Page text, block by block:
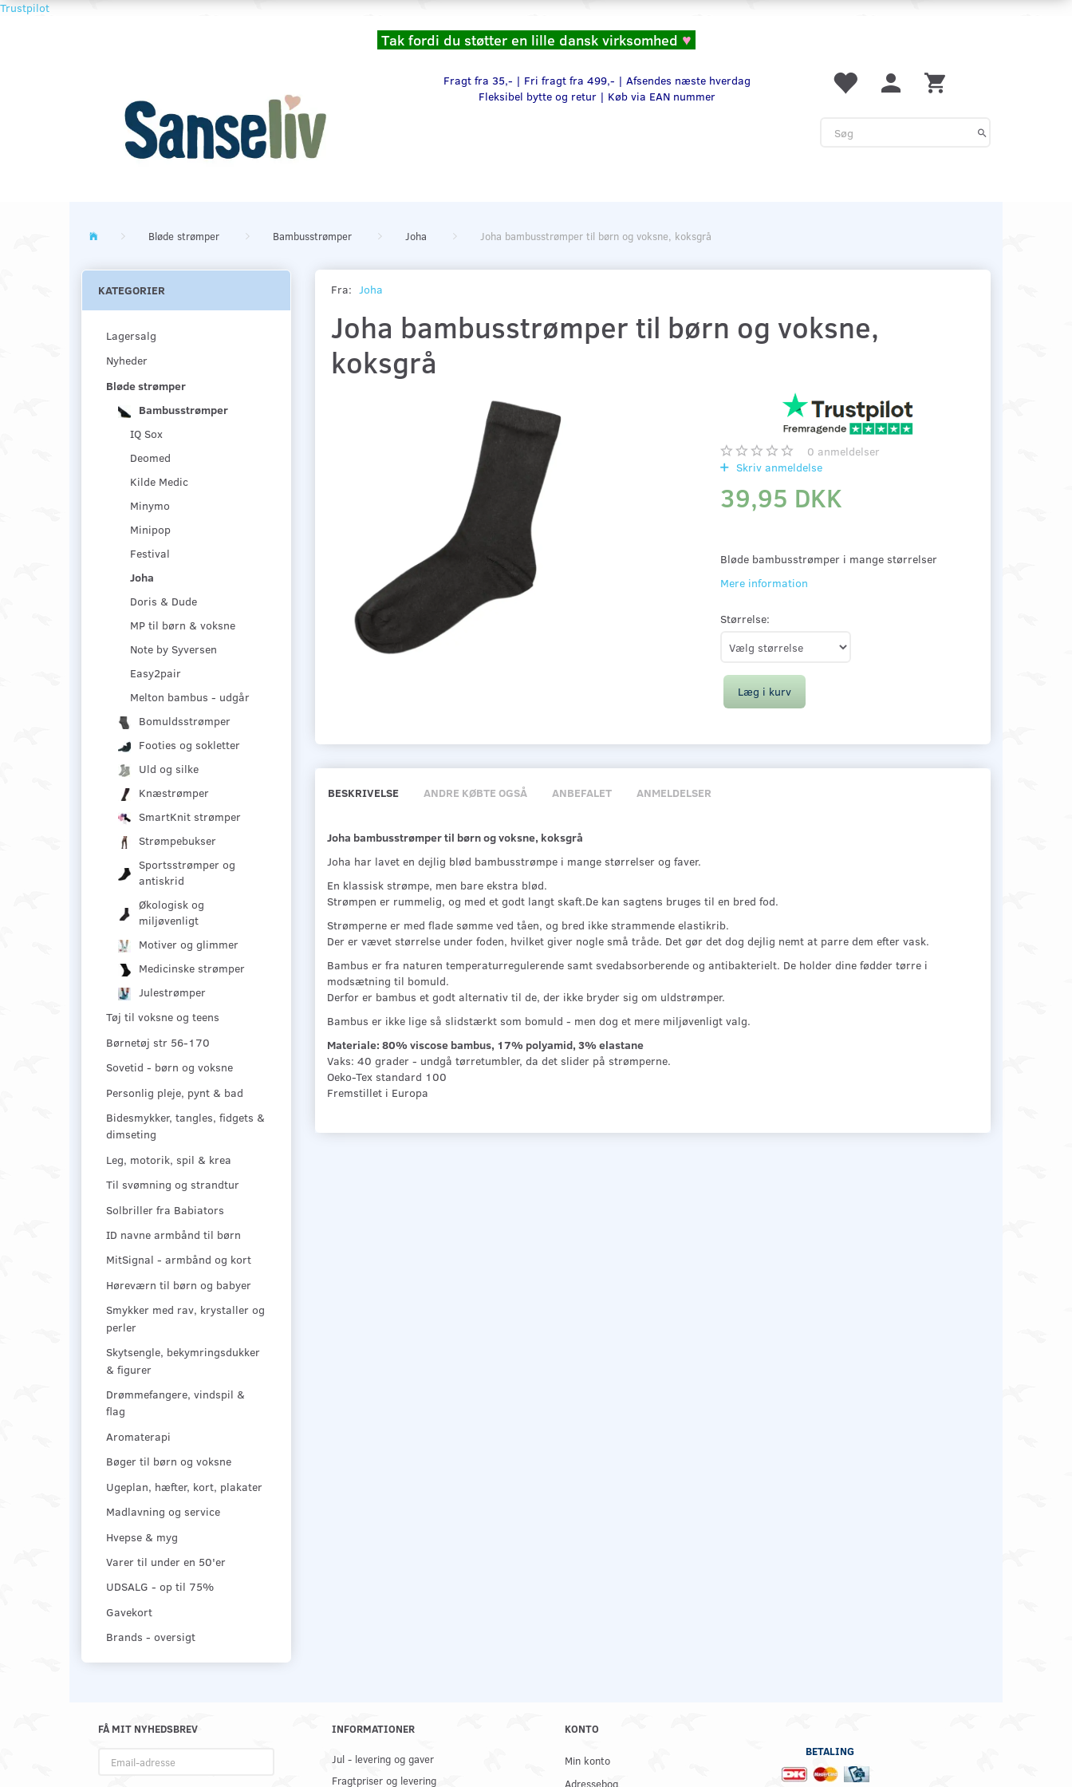
Trustpilot
Tak fordi du støtter en lille dansk virksomhed ♥
Fragt fra 35,- | Fri fragt fra 499,- | Afsendes næste hverdag
Fleksibel bytte og retur | Køb via EAN nummer
Bløde strømper Bambusstrømper Joha Joha bambusstrømper til børn og voksne, koksgrå
KATEGORIER
Lagersalg
Nyheder
Bløde strømper
Bambusstrømper
IQ Sox
Deomed
Kilde Medic
Minymo
Minipop
Festival
Joha
Doris & Dude
MP til børn & voksne
Note by Syversen
Easy2pair
Melton bambus - udgår
Bomuldsstrømper
Footies og sokletter
Uld og silke
Knæstrømper
SmartKnit strømper
Strømpebukser
Sportsstrømper og
antiskrid
Økologisk og
miljøvenligt
Motiver og glimmer
Medicinske strømper
Julestrømper
Tøj til voksne og teens
Børnetøj str 56-170
Sovetid - børn og voksne
Personlig pleje, pynt & bad
Bidesmykker, tangles, fidgets &
dimseting
Leg, motorik, spil & krea
Til svømning og strandtur
Solbriller fra Babiators
ID navne armbånd til børn
MitSignal - armbånd og kort
Høreværn til børn og babyer
Smykker med rav, krystaller og
perler
Skytsengle, bekymringsdukker
& figurer
Drømmefangere, vindspil &
flag
Aromaterapi
Bøger til børn og voksne
Ugeplan, hæfter, kort, plakater
Madlavning og service
Hvepse & myg
Varer til under en 50'er
UDSALG - op til 75%
Gavekort
Brands - oversigt
Fra: Joha
Joha bambusstrømper til børn og voksne,
koksgrå
0 anmeldelser
Skriv anmeldelse
39,95 DKK
Bløde bambusstrømper i mange størrelser
Mere information
Størrelse:
Læg i kurv
BESKRIVELSE ANDRE KØBTE OGSÅ ANBEFALET ANMELDELSER
Joha bambusstrømper til børn og voksne, koksgrå
Joha har lavet en dejlig blød bambusstrømpe i mange størrelser og faver.
En klassisk strømpe, men bare ekstra blød.
Strømpen er rummelig, og med et godt langt skaft.De kan sagtens bruges til en bred fod.
Strømperne er med flade sømme ved tåen, og bred ikke strammende elastikrib.
Der er vævet størrelse under foden, hvilket giver nogle små tråde. Det gør det dog dejlig nemt at parre dem efter vask.
Bambus er fra naturen temperaturregulerende samt svedabsorberende og antibakterielt. De holder dine fødder tørre i
modsætning til bomuld.
Derfor er bambus et godt alternativ til de, der ikke bryder sig om uldstrømper.
Bambus er ikke lige så slidstærkt som bomuld - men dog et mere miljøvenligt valg.
Materiale: 80% viscose bambus, 17% polyamid, 3% elastane
Vaks: 40 grader - undgå tørretumbler, da det slider på strømperne.
Oeko-Tex standard 100
Fremstillet i Europa
FÅ MIT NYHEDSBREV
adresse
INFORMATIONER
Jul - levering og gaver
Fragtpriser og levering
KONTO
Min konto
Adressebog
BETALING